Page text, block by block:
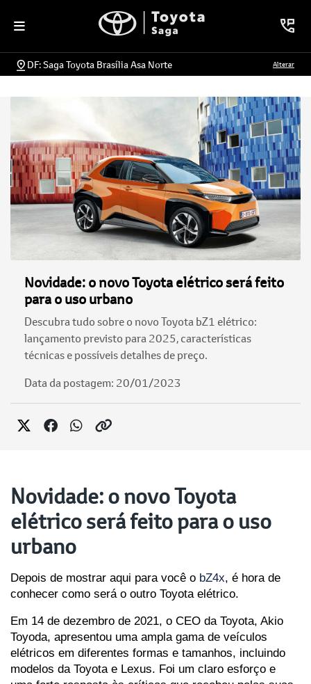
DF: Saga Toyota Brasília Asa Norte Alterar
Novidade: o novo Toyota elétrico será feito
para o uso urbano
Descubra tudo sobre o novo Toyota bZ1 elétrico:
lançamento previsto para 2025, características
técnicas e possíveis detalhes de preço.
Data da postagem: 20/01/2023
Novidade: o novo Toyota
elétrico será feito para o uso
urbano
Depois de mostrar aqui para você o bZ4x, é hora de
conhecer como será o outro Toyota elétrico.
Em 14 de dezembro de 2021, o CEO da Toyota, Akio
Toyoda, apresentou uma ampla gama de veículos
elétricos em diferentes formas e tamanhos, incluindo
modelos da Toyota e Lexus. Foi um claro esforço e